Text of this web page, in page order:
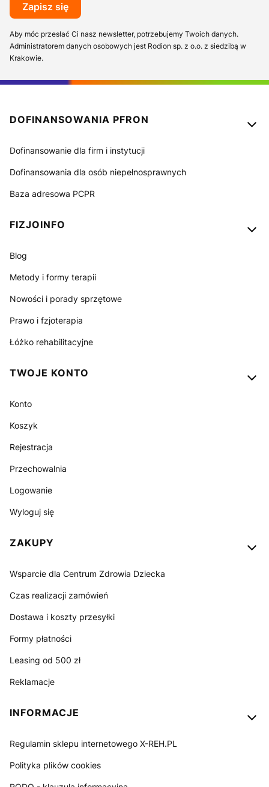
Zapisz się
Aby móc przesłać Ci nasz newsletter, potrzebujemy Twoich danych.
Administratorem danych osobowych jest Rodion sp. z o.o. z siedzibą w
Krakowie.
Linki w stopce
DOFINANSOWANIA PFRON
Dofinansowanie dla firm i instytucji
Dofinansowania dla osób niepełnosprawnych
Baza adresowa PCPR
FIZJOINFO
Blog
Metody i formy terapii
Nowości i porady sprzętowe
Prawo i fzjoterapia
Łóżko rehabilitacyjne
TWOJE KONTO
Konto
Koszyk
Rejestracja
Przechowalnia
Logowanie
Wyloguj się
ZAKUPY
Wsparcie dla Centrum Zdrowia Dziecka
Czas realizacji zamówień
Dostawa i koszty przesyłki
Formy płatności
Leasing od 500 zł
Reklamacje
INFORMACJE
Regulamin sklepu internetowego X-REH.PL
Polityka plików cookies